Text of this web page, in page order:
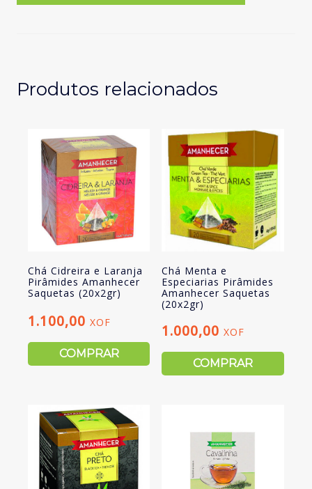
Produtos relacionados
Chá Cidreira e Laranja
Pirâmides Amanhecer
Saquetas (20x2gr)
1.100,00 XOF
COMPRAR
Chá Menta e
Especiarias Pirâmides
Amanhecer Saquetas
(20x2gr)
1.000,00XOF
COMPRAR